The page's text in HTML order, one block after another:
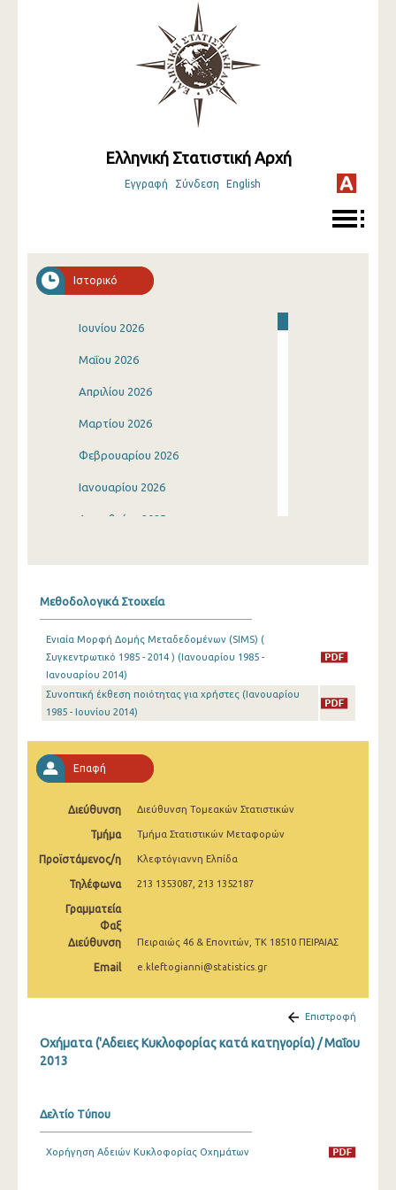
Ελληνική Στατιστική Αρχή
Εγγραφή Σύνδεση English
Ιστορικό
Ιουνίου 2026
Μαΐου 2026
Απριλίου 2026
Μαρτίου 2026
Φεβρουαρίου 2026
Ιανουαρίου 2026
Δεκεμβρίου 2025
Αυγούστου 2025
Ιουλίου 2025
Ιουνίου 2025
Μαΐου 2025
Απριλίου 2025
Μαρτίου 2025
Φεβρουαρίου 2025
Ιανουαρίου 2025
Δεκεμβρίου 2024
Νοεμβρίου 2024
Οκτωβρίου 2024
Σεπτεμβρίου 2024
Απριλίου 2024
Μεθοδολογικά Στοιχεία
Ενιαία Μορφή Δομής Μεταδεδομένων (SIMS) (
Συγκεντρωτικό 1985 - 2014 ) (Ιανουαρίου 1985 -
Ιανουαρίου 2014)
Συνοπτική έκθεση ποιότητας για χρήστες (Ιανουαρίου
1985 - Ιουνίου 2014)
Επαφή
Διεύθυνση Διεύθυνση Τομεακών Στατιστικών
Τμήμα Τμήμα Στατιστικών Μεταφορών
Προϊστάμενος/η Κλεφτόγιαννη Ελπίδα
Τηλέφωνα 213 1353087, 213 1352187
Γραμματεία
Φαξ
Διεύθυνση
Πειραιώς 46 & Επονιτών, ΤΚ 18510 ΠΕΙΡΑΙΑΣ
Email e.kleftogianni@statistics.gr
Επιστροφή
Οχήματα ('Αδειες Κυκλοφορίας κατά κατηγορία) / Μαΐου
2013
Δελτίο Τύπου
Χορήγηση Αδειών Κυκλοφορίας Οχημάτων